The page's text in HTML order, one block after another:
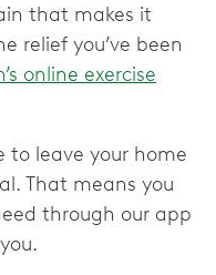
that makes it
relief you’ve been
online exercise
to leave your home
That means you
through our app